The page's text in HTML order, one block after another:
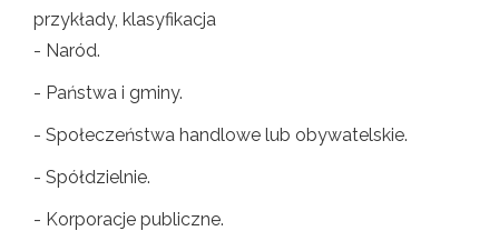
przykłady, klasyfikacja
- Naród.
- Państwa i gminy.
- Społeczeństwa handlowe lub obywatelskie.
- Spółdzielnie.
- Korporacje publiczne.